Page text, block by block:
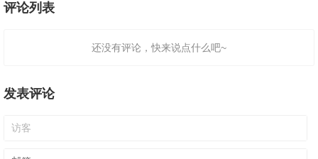
评论列表
还没有评论，快来说点什么吧~
发表评论